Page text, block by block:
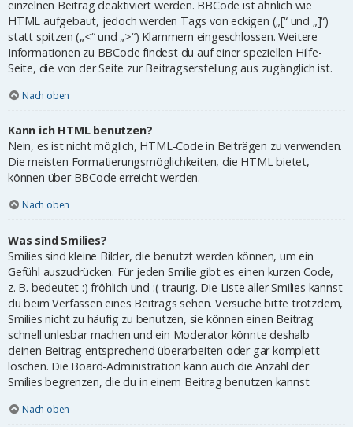
einzelnen Beitrag deaktiviert werden. BBCode ist ähnlich wie
HTML aufgebaut, jedoch werden Tags von eckigen („[“ und „]“)
statt spitzen („<“ und „>“) Klammern eingeschlossen. Weitere
Informationen zu BBCode findest du auf einer speziellen Hilfe-
Seite, die von der Seite zur Beitragserstellung aus zugänglich ist.
Nach oben
Kann ich HTML benutzen?
Nein, es ist nicht möglich, HTML-Code in Beiträgen zu verwenden.
Die meisten Formatierungsmöglichkeiten, die HTML bietet,
können über BBCode erreicht werden.
Nach oben
Was sind Smilies?
Smilies sind kleine Bilder, die benutzt werden können, um ein
Gefühl auszudrücken. Für jeden Smilie gibt es einen kurzen Code,
z. B. bedeutet :) fröhlich und :( traurig. Die Liste aller Smilies kannst
du beim Verfassen eines Beitrags sehen. Versuche bitte trotzdem,
Smilies nicht zu häufig zu benutzen, sie können einen Beitrag
schnell unlesbar machen und ein Moderator könnte deshalb
deinen Beitrag entsprechend überarbeiten oder gar komplett
löschen. Die Board-Administration kann auch die Anzahl der
Smilies begrenzen, die du in einem Beitrag benutzen kannst.
Nach oben